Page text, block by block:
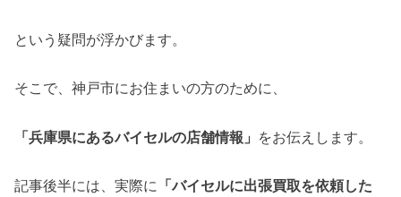
という疑問が浮かびます。
そこで、神戸市にお住まいの方のために、
「兵庫県にあるバイセルの店舗情報」 をお伝えします。
記事後半には、実際に
「バイセルに出張買取を依頼した